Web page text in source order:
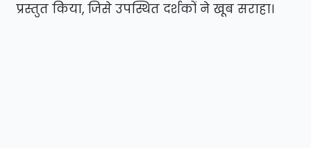
प्रस्तुत किया, जिसे उपस्थित दर्शकों ने खूब सराहा।